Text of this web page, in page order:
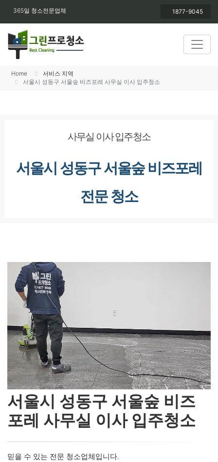
365일 청소전문업체 1877-9045
Home
서비스 지역
서울시 성동구 서울숲 비즈포레 사무실 이사 입주청소
사무실 이사 입주청소
서울시 성동구 서울숲 비즈포레
전문 청소
서울시 성동구 서울숲 비즈
포레 사무실 이사 입주청소
믿을 수 있는 전문 청소업체입니다.